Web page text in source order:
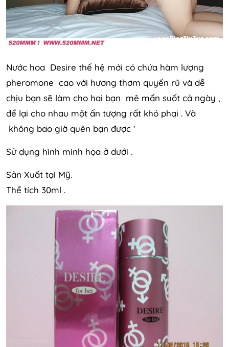
Nước hoa Desire thế hệ mới có chứa hàm lượng
pheromone cao với hương thơm quyến rũ và dễ
chịu bạn sẽ làm cho hai bạn mê mẩn suốt cả ngày ,
để lại cho nhau một ấn tượng rất khó phai . Và
không bao giờ quên bạn được '
Sử dụng hình minh họa ở dưới .
Sản Xuất tại Mỹ.
Thể tích 30ml .